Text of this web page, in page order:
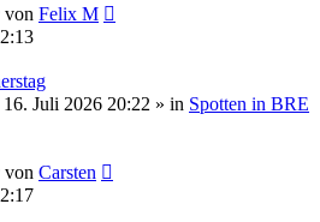
von Felix M
16. Juli 2026 20:22 » in Spotten in BRE
von Carsten